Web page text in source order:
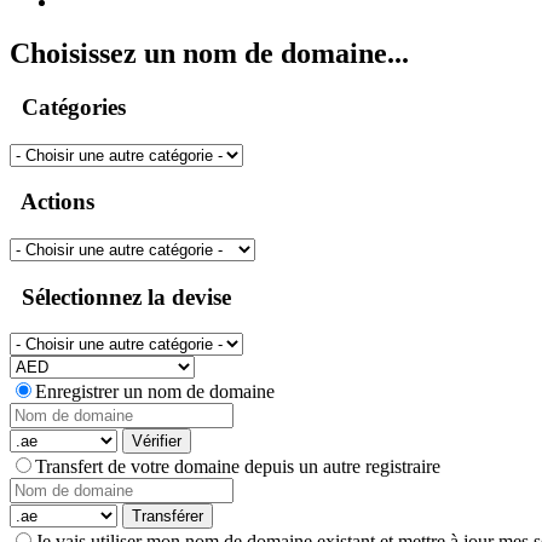
Choisissez un nom de domaine...
Catégories
Actions
Sélectionnez la devise
Enregistrer un nom de domaine
Vérifier
Transfert de votre domaine depuis un autre registraire
Transférer